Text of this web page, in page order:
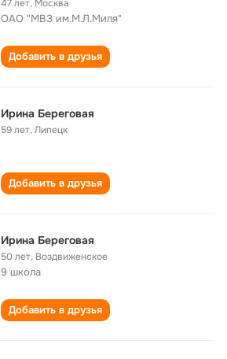
47 лет, Москва
ОАО "МВЗ им.М.Л.Миля"
Добавить в друзья
Ирина Береговая
59 лет,Липецк
Добавить в друзья
Ирина Береговая
50 лет, Воздвиженское
9 школа
Добавить в друзья